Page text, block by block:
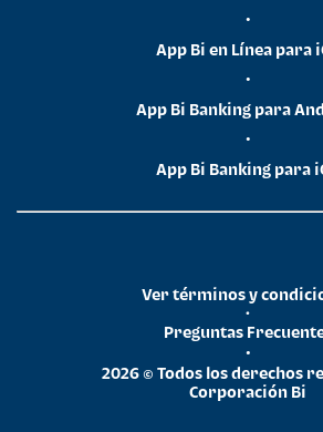
•
App Bi en Línea para
•
App Bi Banking para
•
App Bi Banking para
2026 © Todos los derechos
Corporación Bi
•
Preguntas
•
Ver términos y